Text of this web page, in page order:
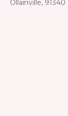
Ollainville, 91340